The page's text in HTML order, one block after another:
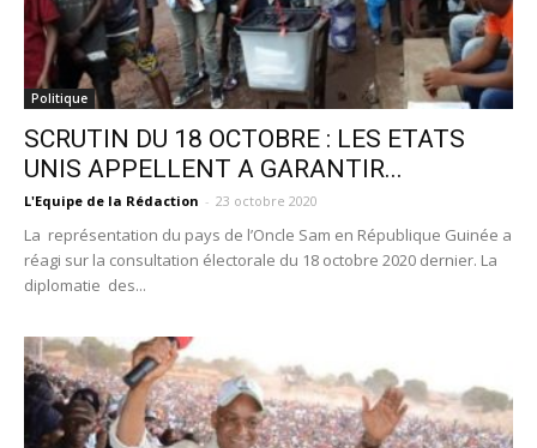
Politique
SCRUTIN DU 18 OCTOBRE : LES ETATS
UNIS APPELLENT A GARANTIR...
L'Equipe de la Rédaction - 23 octobre 2020
La représentation du pays de l’Oncle Sam en République Guinée a
réagi sur la consultation électorale du 18 octobre 2020 dernier. La
diplomatie des...